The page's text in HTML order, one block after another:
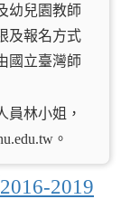
幼兒園教師
及報名方式
國立臺灣師
員林小姐，
。
2019